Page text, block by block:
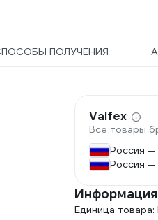
ПОЛУЧЕНИЯ
Valfex
Все товары
Россия —
Россия —
Единица